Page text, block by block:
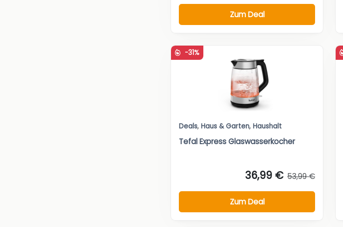
Zum Deal
-31%
Deals, Haus & Garten, Haushalt
Tefal Express Glaswasserkocher
36,99 € 53,99 €
Zum Deal